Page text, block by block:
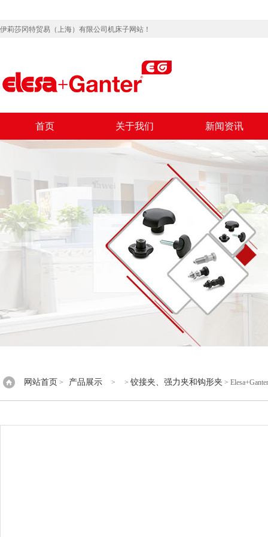
伊莉莎冈特贸易（上海）有限公司机床子网站！
首页 关于我们 新闻资讯
网站首页 > 产品展示 > > 铰接夹、强力夹和钩形夹 >